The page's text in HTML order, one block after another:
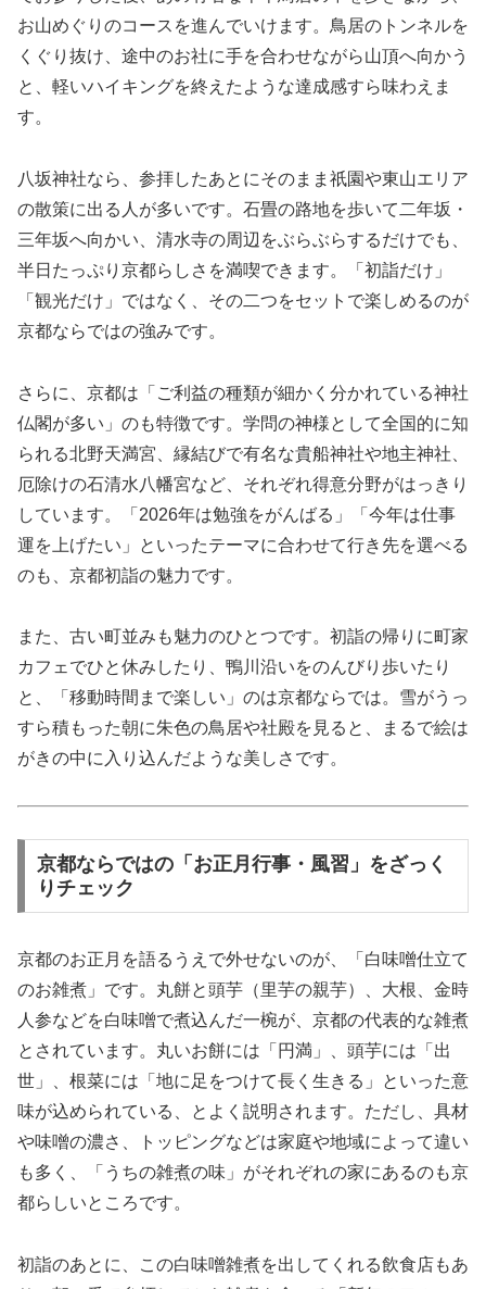
お山めぐりのコースを進んでいけます。鳥居のトンネルを
くぐり抜け、途中のお社に手を合わせながら山頂へ向かう
と、軽いハイキングを終えたような達成感すら味わえま
す。
八坂神社なら、参拝したあとにそのまま祇園や東山エリア
の散策に出る人が多いです。石畳の路地を歩いて二年坂・
三年坂へ向かい、清水寺の周辺をぶらぶらするだけでも、
半日たっぷり京都らしさを満喫できます。「初詣だけ」
「観光だけ」ではなく、その二つをセットで楽しめるのが
京都ならではの強みです。
さらに、京都は「ご利益の種類が細かく分かれている神社
仏閣が多い」のも特徴です。学問の神様として全国的に知
られる北野天満宮、縁結びで有名な貴船神社や地主神社、
厄除けの石清水八幡宮など、それぞれ得意分野がはっきり
しています。「2026年は勉強をがんばる」「今年は仕事
運を上げたい」といったテーマに合わせて行き先を選べる
のも、京都初詣の魅力です。
また、古い町並みも魅力のひとつです。初詣の帰りに町家
カフェでひと休みしたり、鴨川沿いをのんびり歩いたり
と、「移動時間まで楽しい」のは京都ならでは。雪がうっ
すら積もった朝に朱色の鳥居や社殿を見ると、まるで絵は
がきの中に入り込んだような美しさです。
京都ならではの「お正月行事・風習」をざっく
りチェック
京都のお正月を語るうえで外せないのが、「白味噌仕立て
のお雑煮」です。丸餅と頭芋（里芋の親芋）、大根、金時
人参などを白味噌で煮込んだ一椀が、京都の代表的な雑煮
とされています。丸いお餅には「円満」、頭芋には「出
世」、根菜には「地に足をつけて長く生きる」といった意
味が込められている、とよく説明されます。ただし、具材
や味噌の濃さ、トッピングなどは家庭や地域によって違い
も多く、「うちの雑煮の味」がそれぞれの家にあるのも京
都らしいところです。
初詣のあとに、この白味噌雑煮を出してくれる飲食店もあ